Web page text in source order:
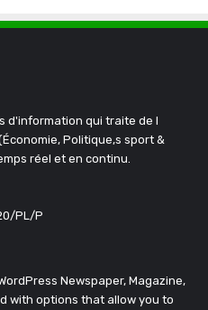
d'information qui traite de l
Politique,s sport &
réel et en continu.
PL/P
Newspaper, Magazine,
with options that allow you to